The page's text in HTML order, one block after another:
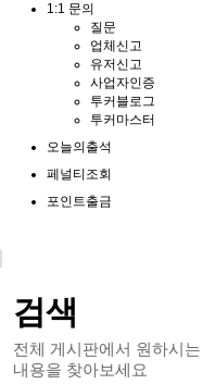
1:1 문의
질문
업체신고
유저신고
사업자인증
투커블로그
투커마스터
오늘의출석
페널티조회
포인트출금
검색
전체 게시판에서 원하시는
내용을 찾아보세요